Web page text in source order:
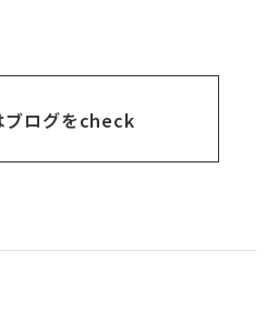
ブログをcheck